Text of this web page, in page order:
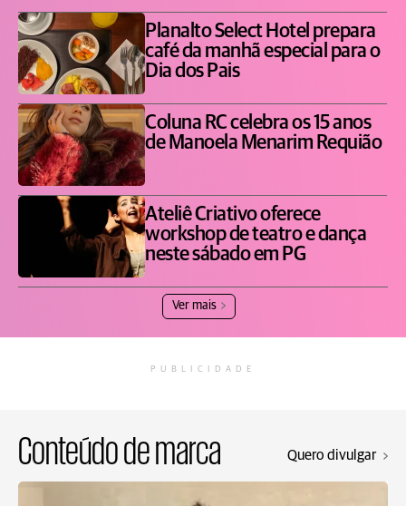
Planalto Select Hotel prepara
café da manhã especial para o
Dia dos Pais
Coluna RC celebra os 15 anos
de Manoela Menarim Requião
Ateliê Criativo oferece
workshop de teatro e dança
neste sábado em PG
Ver mais
PUBLICIDADE
Conteúdo de marca Quero divulgar